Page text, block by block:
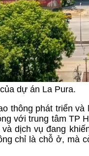
dự án La Pura.
thông phát triển
với trung tâm TP
dịch vụ đang
chỉ là chỗ ở, mà